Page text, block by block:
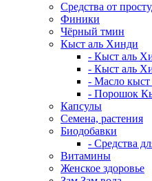
Средства от
Финики
Чёрный тмин
Кыст аль Хинди
- Кыст аль
- Кыст аль
- Масло кыст
- Порошок
Капсулы
Семена, растения
Биодобавки
- Средства
Витамины
Женское здоровье